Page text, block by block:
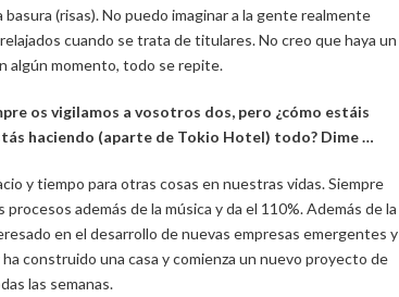
(risas). No puedo imaginar a la gente realmente
cuando se trata de titulares. No creo que haya un
algún momento, todo se repite.
os vigilamos a vosotros dos, pero ¿cómo estáis
haciendo (aparte de Tokio Hotel) todo? Dime …
y tiempo para otras cosas en nuestras vidas. Siempre
además de la música y da el 110%. Además de la
en el desarrollo de nuevas empresas emergentes y
construido una casa y comienza un nuevo proyecto de
las semanas.